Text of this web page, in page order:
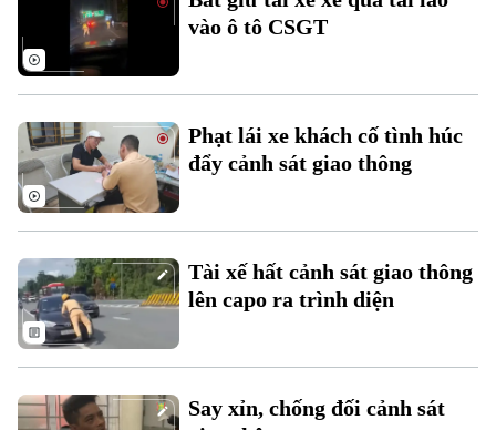
Doanh nghiệp
Đầu tư
Căn hộ
Kinh nghiệm
Tàu
Xe máy
Thị trường
Giáo dục
Tuyển sinh
Hướng nghiệp
Tin tức
Làng nghề
Sức khỏe
Y tế
Dinh dưỡng
Tư vấn sức khỏe
Thể thao
Bóng đá
Quần vợt
Giải trí
Tin tức
Đã phát sóng
vào ô tô CSGT
Phạt lái xe khách cố tình húc
đẩy cảnh sát giao thông
Tài xế hất cảnh sát giao thông
lên capo ra trình diện
Say xỉn, chống đối cảnh sát